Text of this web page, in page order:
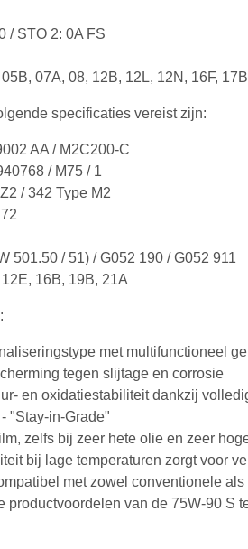
/ STO 2: 0A FS
07A, 08, 12B, 12L, 12N, 16F,
specificaties vereist zijn:
AA / M2C200-C
/ M75 / 1
/ 342 Type M2
501.50 / 51) / G052 190 / G052 911
16B, 19B, 21A
met multifunctioneel
tegen slijtage en corrosie
en oxidatiestabiliteit dankzij
"Stay-in-Grade"
zelfs bij zeer hete olie en zeer
bij lage temperaturen zorgt voor
met zowel conventionele
productvoordelen van de 75W-90 S